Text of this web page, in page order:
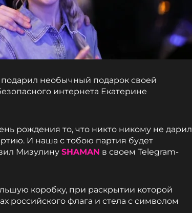
необычный подарок своей
интернета Екатерине
рождения то, что никто никому не дарил
И наша с тобою партия будет
Мизулину SHAMAN в своем Telegram-
коробку, при раскрытии которой
российского флага и стела с символом